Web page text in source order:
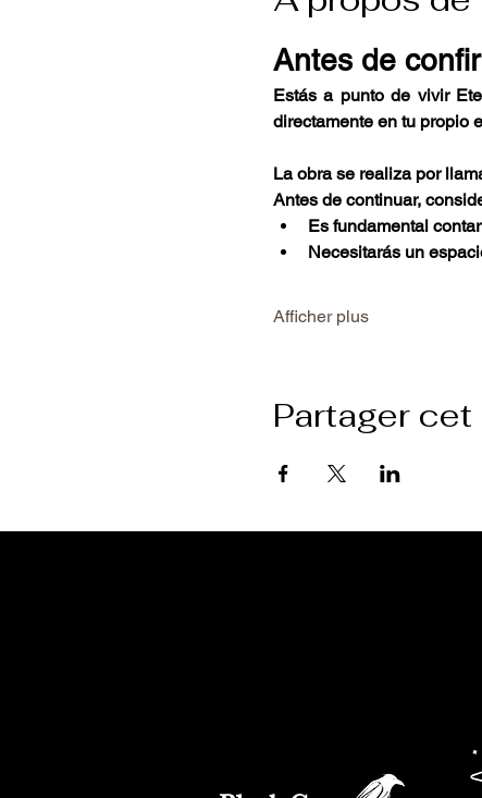
Antes de
Estás a punto de vivir
directamente en tu propio
La obra se realiza por
Antes de continuar,
Es fundamental
Necesitarás un
Afficher plus
Partager